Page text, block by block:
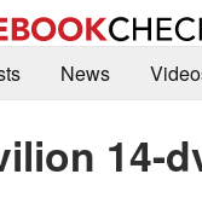
News
Deals Suche
14-